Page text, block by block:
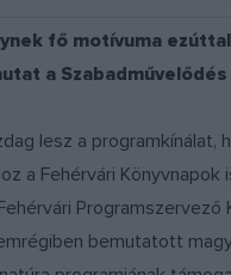
fő motívuma
a Szabadművelődés
lesz a programkínálat,
a Fehérvári Könyvnapok
bemutatott